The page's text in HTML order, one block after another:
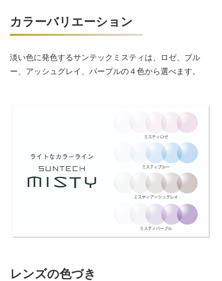
カラーバリエーション
淡い色に発色するサンテックミスティは、ロゼ、ブル
ー、アッシュグレイ、パープルの４色から選べます。
レンズの色づき